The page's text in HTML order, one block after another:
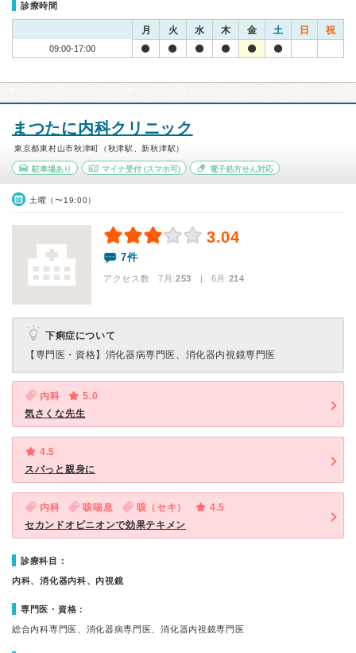
診療時間
月 火 水 木 金 土 日 祝
09:00-17:00
まつたに内科クリニック
東京都東村山市秋津町（秋津駅、新秋津駅）
駐車場あり マイナ受付(スマホ可) 電子処方せん対応
土曜（〜19:00）
3.04
7件
アクセス数 7月:253 | 6月:214
下痢症について
【専門医・資格】 消化器病専門医、消化器内視鏡専門医
内科
5.0
気さくな先生
4.5
スバっと親身に
内科 咳喘息 咳（セキ）
4.5
セカンドオピニオンで効果テキメン
診療科目：
内科、消化器内科、内視鏡
専門医・資格：
総合内科専門医、消化器病専門医、消化器内視鏡専門医